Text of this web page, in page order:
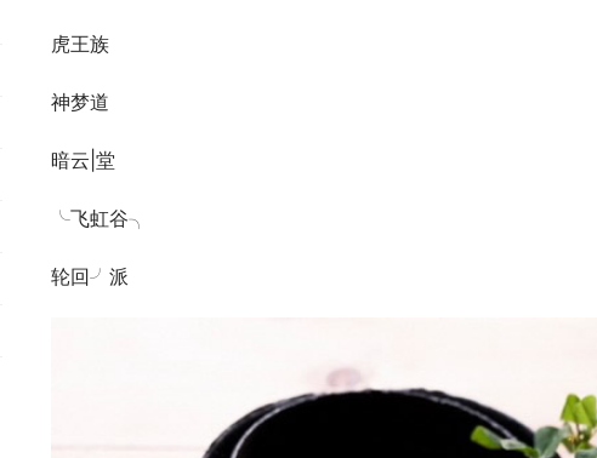
虎王族
神梦道
暗云|堂
╰飞虹谷╮
轮回╯派